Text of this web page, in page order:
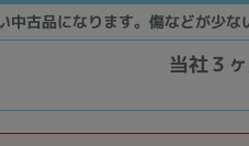
中古品になります。傷などが少な
当社３
カテゴリ
商品ジャンル